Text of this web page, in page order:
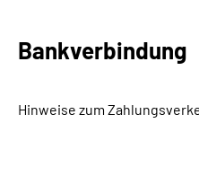
Rente
Beratung & Kontakt
Bankverbindung
Hinweise zum